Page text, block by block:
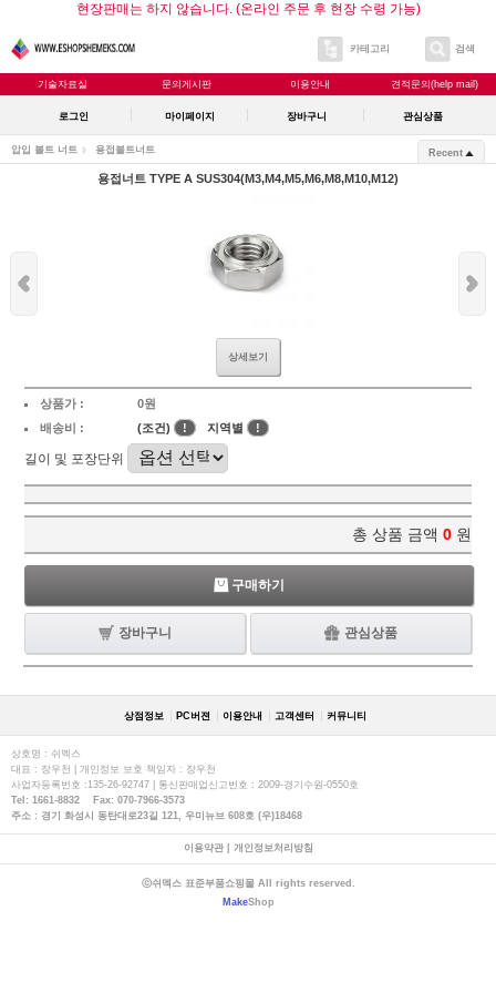
현장판매는 하지 않습니다. (온라인 주문 후 현장 수령 가능)
카테고리 검색
기술자료실 문의게시판 이용안내 견적문의(help mail)
로그인 마이페이지 장바구니 관심상품
압입 볼트 너트 용접볼트너트 Recent
용접너트 TYPE A SUS304(M3,M4,M5,M6,M8,M10,M12)
상세보기
상품가 :
0원
배송비 :
(조건) ! 지역별 !
길이 및 포장단위
총 상품 금액 0 원
구매하기
장바구니 관심상품
상점정보 PC버젼 이용안내 고객센터 커뮤니티
상호명 : 쉬멕스
대표 : 장우천 | 개인정보 보호 책임자 : 장우천
사업자등록번호 :135-26-92747 | 통신판매업신고번호 : 2009-경기수원-0550호
Tel: 1661-8832 Fax: 070-7966-3573
주소 : 경기 화성시 동탄대로23길 121, 우미뉴브 608호 (우)18468
이용약관| 개인정보처리방침
ⓒ쉬멕스 표준부품쇼핑몰 All rights reserved.
MakeShop